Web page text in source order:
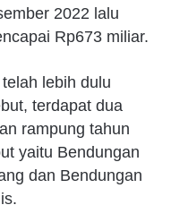
2022 lalu
Rp673 miliar.
lebih dulu
terdapat dua
rampung tahun
yaitu Bendungan
dan Bendungan